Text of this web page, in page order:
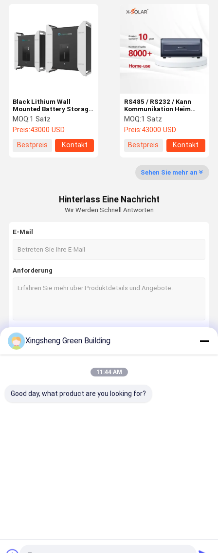
Über Uns
Werksbesich
Tigung
Qualitätskon Kontakt Mit
Uns
Rechtssach Bitte Um Ein
Kurve Solardachfliesen
Monosonnenkollektor
bipv Solarmodule
BIPV-Produktionsmaschine
RS485 / RS232 / Kann
Kommunikation Heim
Energiespeichersystem
Bluetooth 2400wh
Kapazität
MOQ:1 Satz
Preis:43000 USD
Bestpreis
Kontakt
Black Lithium Wall
Mounted Battery Storage
Solar System
Stromversorgung für
tragbare
Telekommunikation
MOQ:1 Satz
Preis:43000 USD
Bestpreis
Kontakt
Sehen Sie mehr an
Hinterlass Eine Nachricht
Wir Werden Schnell Antworten
E-Mail
Anforderung
Fortsetzen
Xingsheng Green Building
11:44 AM
Good day, what product are you looking for?